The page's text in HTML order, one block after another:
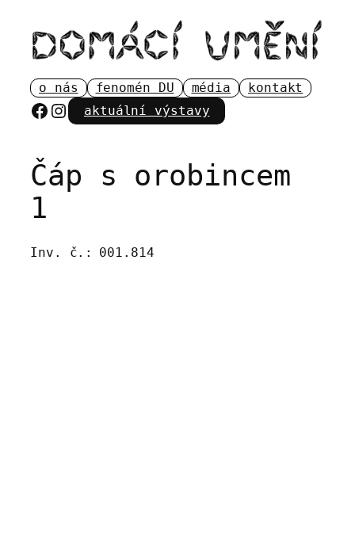
obsah
o nás fenomén DU média kontakt
Facebook
Instagram
aktuální výstavy
Čáp s orobincem
1
Inv. č.: 001.814